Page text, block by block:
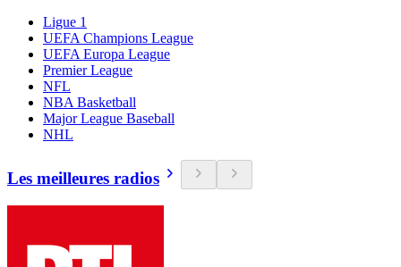
Ligue 1
UEFA Champions League
UEFA Europa League
Premier League
NFL
NBA Basketball
Major League Baseball
NHL
Les meilleures radios